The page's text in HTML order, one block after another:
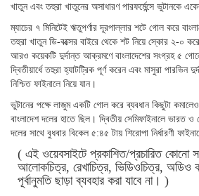
খাতুন এবং তহুরা খাতুনের অসাধারণ পারফর্মেন্সে
ম্যাচের ৭ মিনিটেই ঋতুপর্ণার দূরপাল্লার শটে গোল করে
তহুরা খাতুন ডি-বক্সের বাইরে থেকে শট নিয়ে স্কোর ২-০
আরও কয়েকটি দুর্দান্ত আক্রমণে বাংলাদেশের সংগ্রহ ৫
দ্বিতীয়ার্ধে তহুরা হ্যাটট্রিক পূর্ণ করেন এবং মাসুরা পারভিন
নিশ্চিত ফাইনালে নিয়ে যান।
ভুটানের পক্ষে লাজুম একটি গোল করে ব্যবধান কিছুটা
বাংলাদেশ দলের হাতে ছিল। দ্বিতীয় সেমিফাইনালে ভারত ও
দলের সাথে বুধবার বিকেল ৫:৪৫ টায় শিরোপা নির্ধারণী
( এই ওয়েবসাইটে প্রকাশিত/প্রচারিত কোনো
আলোকচিত্র, রেখাচিত্র, ভিডিওচিত্র, অডিও
পূর্বানুমতি ছাড়া ব্যবহার করা যাবে না। )